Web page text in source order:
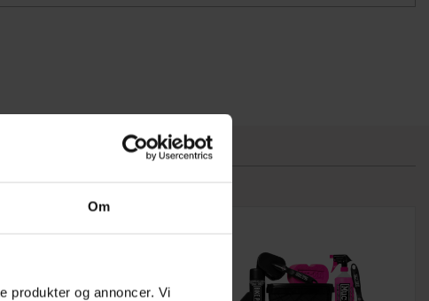
Om
produkter og annoncer. Vi